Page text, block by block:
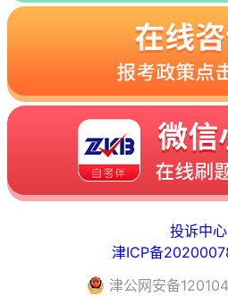
投诉中心|
津ICP备
津公网安备